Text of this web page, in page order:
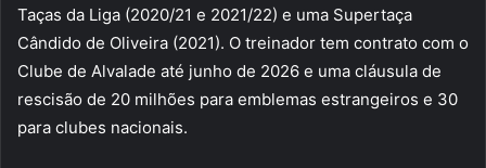
Taças da Liga (2020/21 e 2021/22) e uma Supertaça
Cândido de Oliveira (2021). O treinador tem contrato com o
Clube de Alvalade até junho de 2026 e uma cláusula de
rescisão de 20 milhões para emblemas estrangeiros e 30
para clubes nacionais.